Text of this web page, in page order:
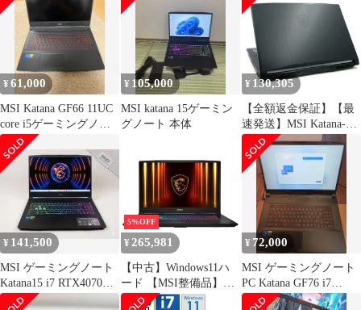
¥61,000
MSI Katana GF66 11UC
core i5ゲーミングノー
ト
¥ 105,000
MSI katana 15ゲーミン
グノート 本体
¥ 130,305
【全額返金保証】【最
速発送】MSI Katana-15-
B12VGK i7-12650H
16GB M.2 SSD 1TB
RTX 4070 Laptop GPU
85.5% 美品 動作確認済
¥ 141,500
MSI ゲーミングノート
Katana15 i7 RTX4070
Win11Pro
5%OFF
¥ 265,981
【中古】Windows11ハ
ード 【MSI整備品】ゲ
ーミングノートPC
¥ 72,000
MSI ゲーミングノート
PC Katana GF76 i7
RTX3060